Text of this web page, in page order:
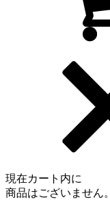
現在カート内に
商品はございません。